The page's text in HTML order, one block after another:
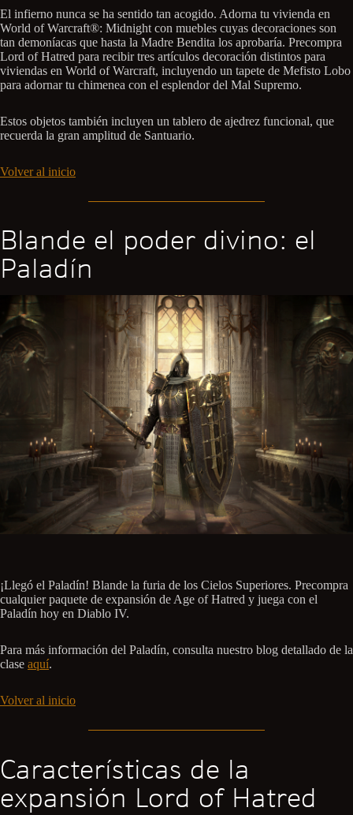
El infierno nunca se ha sentido tan acogido. Adorna tu vivienda en
World of Warcraft®: Midnight con muebles cuyas decoraciones son
tan demoníacas que hasta la Madre Bendita los aprobaría. Precompra
Lord of Hatred para recibir tres artículos decoración distintos para
viviendas en World of Warcraft, incluyendo un tapete de Mefisto Lobo
para adornar tu chimenea con el esplendor del Mal Supremo.
Estos objetos también incluyen un tablero de ajedrez funcional, que
recuerda la gran amplitud de Santuario.
Volver al inicio
Blande el poder divino: el
Paladín
¡Llegó el Paladín! Blande la furia de los Cielos Superiores. Precompra
cualquier paquete de expansión de Age of Hatred y juega con el
Paladín hoy en Diablo IV.
Para más información del Paladín, consulta nuestro blog detallado de la
clase aquí.
Volver al inicio
Características de la
expansión Lord of Hatred